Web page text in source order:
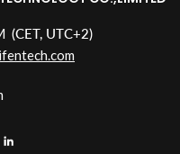
(CET, UTC+2)